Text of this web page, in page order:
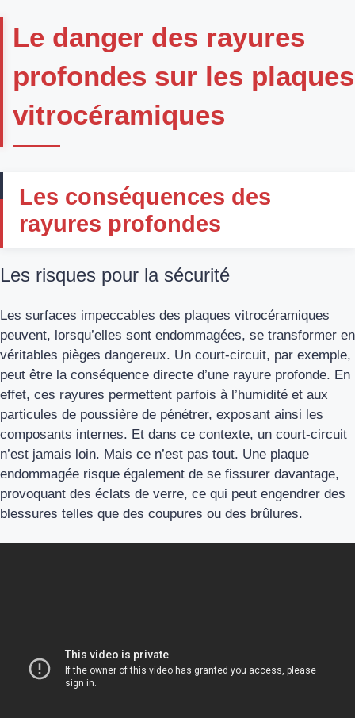
Le danger des rayures
profondes sur les plaques
vitrocéramiques
Les conséquences des
rayures profondes
Les risques pour la sécurité
Les surfaces impeccables des plaques vitrocéramiques
peuvent, lorsqu’elles sont endommagées, se transformer en
véritables pièges dangereux. Un court-circuit, par exemple,
peut être la conséquence directe d’une rayure profonde. En
effet, ces rayures permettent parfois à l’humidité et aux
particules de poussière de pénétrer, exposant ainsi les
composants internes. Et dans ce contexte, un court-circuit
n’est jamais loin. Mais ce n’est pas tout. Une plaque
endommagée risque également de se fissurer davantage,
provoquant des éclats de verre, ce qui peut engendrer des
blessures telles que des coupures ou des brûlures.